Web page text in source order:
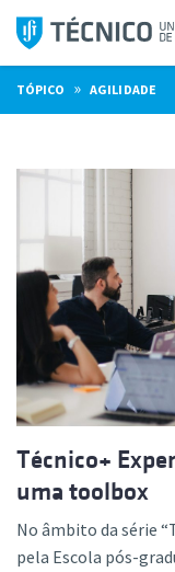
Saltar
para
o
conteúdo
TÓPICO » AGILIDADE
Técnico+
uma toolbox
No âmbito da série
pela Escola pós-